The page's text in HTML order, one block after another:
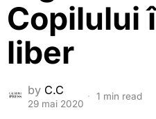
Copilului
liber
by C.C
29 mai 2020
1 min read